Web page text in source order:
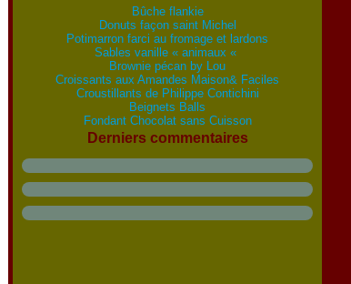
Bûche flankie
Donuts façon saint Michel
Potimarron farci au fromage et lardons
Sables vanille « animaux «
Brownie pécan by Lou
Croissants aux Amandes Maison& Faciles
Croustillants de Philippe Contichini
Beignets Balls
Fondant Chocolat sans Cuisson
Derniers commentaires